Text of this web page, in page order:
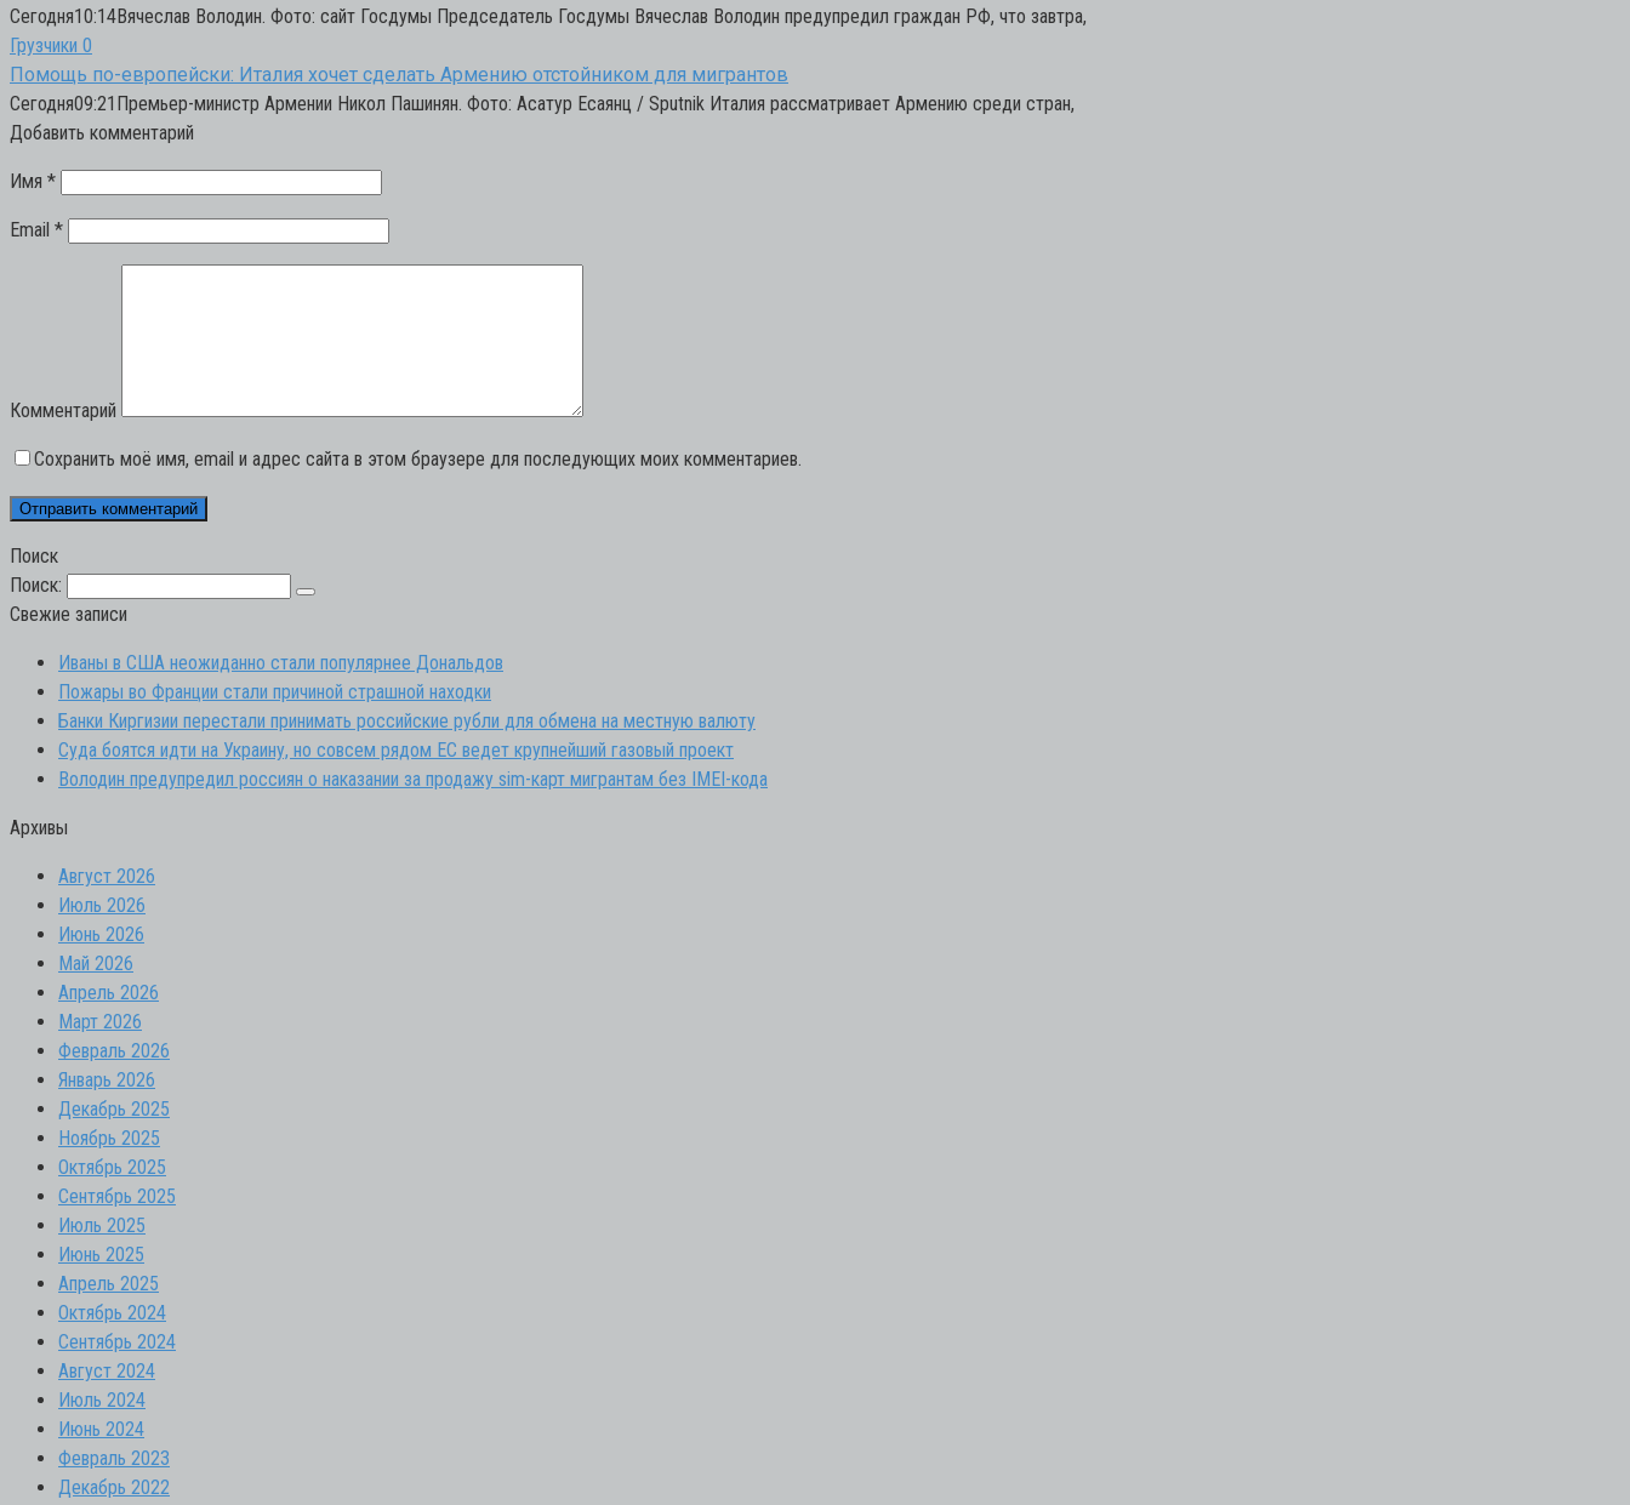
Сегодня10:14Вячеслав Володин. Фото: сайт Госдумы Председатель Госдумы Вячеслав Володин предупредил граждан РФ, что завтра,
Грузчики 0
Помощь по-европейски: Италия хочет сделать Армению отстойником для мигрантов
Сегодня09:21Премьер-министр Армении Никол Пашинян. Фото: Асатур Есаянц / Sputnik Италия рассматривает Армению среди стран,
Добавить комментарий
Имя *
Email *
Комментарий
Сохранить моё имя, email и адрес сайта в этом браузере для последующих моих комментариев.
Поиск
Поиск:
Свежие записи
Иваны в США неожиданно стали популярнее Дональдов
Пожары во Франции стали причиной страшной находки
Банки Киргизии перестали принимать российские рубли для обмена на местную валюту
Суда боятся идти на Украину, но совсем рядом ЕС ведет крупнейший газовый проект
Володин предупредил россиян о наказании за продажу sim-карт мигрантам без IMEI-кода
Архивы
Август 2026
Июль 2026
Июнь 2026
Май 2026
Апрель 2026
Март 2026
Февраль 2026
Январь 2026
Декабрь 2025
Ноябрь 2025
Октябрь 2025
Сентябрь 2025
Июль 2025
Июнь 2025
Апрель 2025
Октябрь 2024
Сентябрь 2024
Август 2024
Июль 2024
Июнь 2024
Февраль 2023
Декабрь 2022